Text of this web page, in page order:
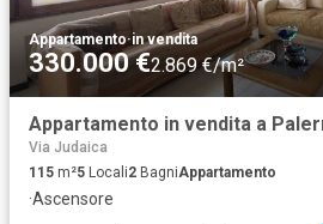
Appartamento·in vendita
330.000 €2.869 €/m²
Appartamento in vendita a
Via Judaica
115 m²5 Locali2 BagniAppartamento
·Ascensore